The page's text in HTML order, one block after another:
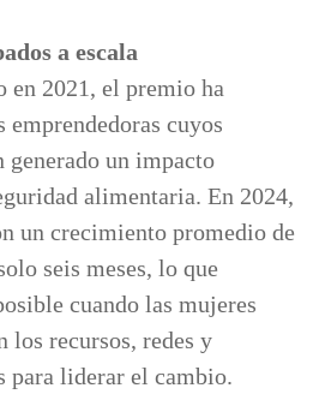
a escala
en 2021, el premio ha
emprendedoras cuyos
generado un impacto
alimentaria. En 2024,
un crecimiento promedio de
seis meses, lo que
cuando las mujeres
los recursos, redes y
para liderar el cambio.